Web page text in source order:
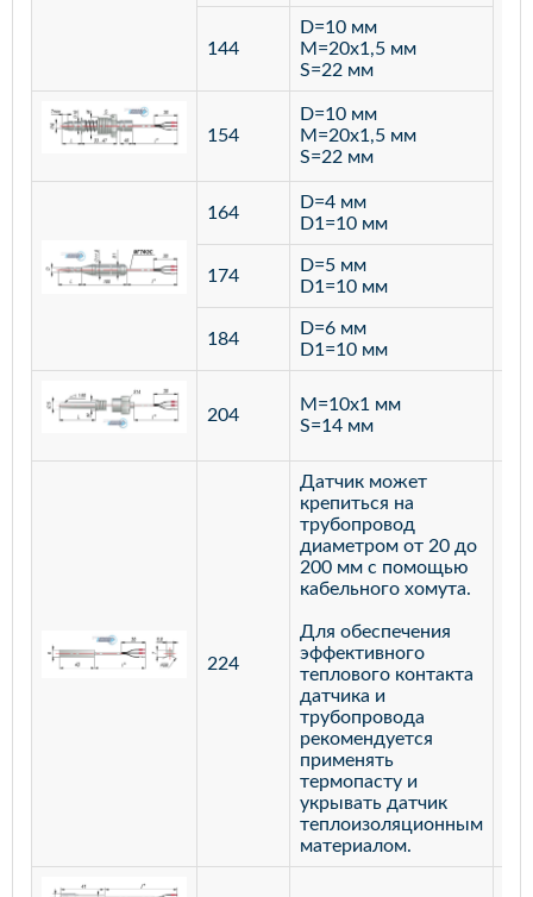
144
D=10 мм
M=20х1,5 мм
S=22 мм
154
D=10 мм
M=20х1,5 мм
S=22 мм
164
D=4 мм
D1=10 мм
174
D=5 мм
D1=10 мм
184
D=6 мм
D1=10 мм
204
M=10х1 мм
S=14 мм
224
Датчик может
крепиться на
трубопровод
диаметром от 20 до
200 мм с помощью
кабельного хомута.
Для обеспечения
эффективного
теплового контакта
датчика и
трубопровода
рекомендуется
применять
термопасту и
укрывать датчик
теплоизоляционным
материалом.